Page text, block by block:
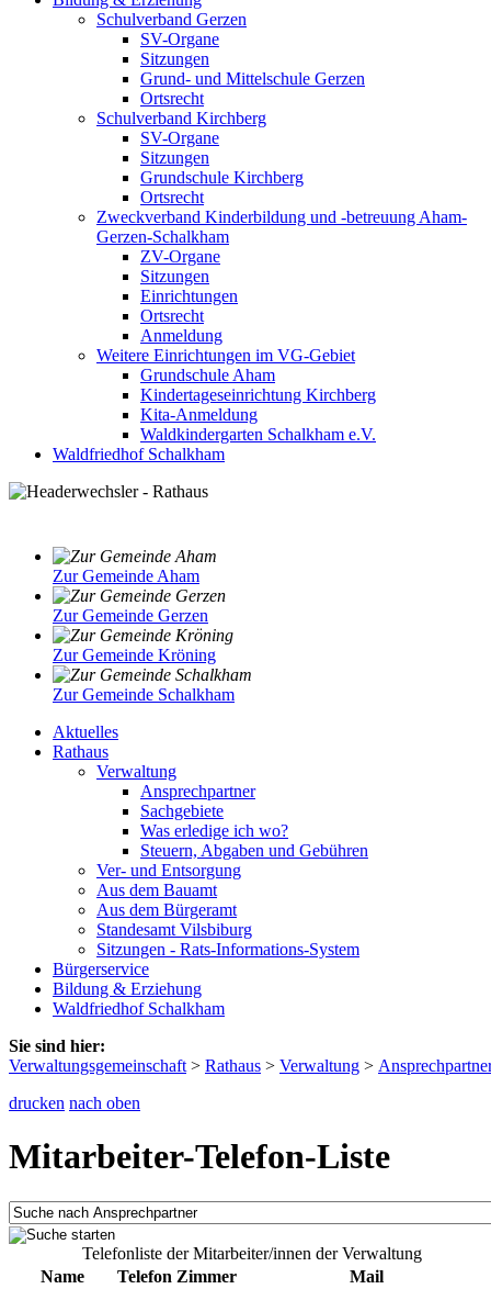
Schulverband Gerzen
SV-Organe
Sitzungen
Grund- und Mittelschule Gerzen
Ortsrecht
Schulverband Kirchberg
SV-Organe
Sitzungen
Grundschule Kirchberg
Ortsrecht
Zweckverband Kinderbildung und -betreuung Aham-
Gerzen-Schalkham
ZV-Organe
Sitzungen
Einrichtungen
Ortsrecht
Anmeldung
Weitere Einrichtungen im VG-Gebiet
Grundschule Aham
Kindertageseinrichtung Kirchberg
Kita-Anmeldung
Waldkindergarten Schalkham e.V.
Waldfriedhof Schalkham
Zur Gemeinde Aham
Zur Gemeinde Gerzen
Zur Gemeinde Kröning
Zur Gemeinde Schalkham
Aktuelles
Rathaus
Verwaltung
Ansprechpartner
Sachgebiete
Was erledige ich wo?
Steuern, Abgaben und Gebühren
Ver- und Entsorgung
Aus dem Bauamt
Aus dem Bürgeramt
Standesamt Vilsbiburg
Sitzungen - Rats-Informations-System
Bürgerservice
Bildung & Erziehung
Waldfriedhof Schalkham
Sie sind hier:
Verwaltungsgemeinschaft > Rathaus > Verwaltung >
drucken nach oben
Mitarbeiter-Telefon-Liste
Telefonliste der Mitarbeiter/innen der Verwaltung
Name
Telefon Zimmer
Mail